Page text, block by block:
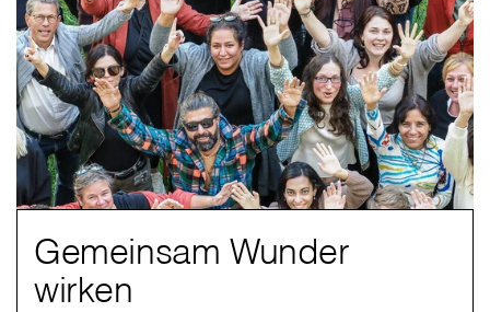
Gemeinsam Wunder
wirken